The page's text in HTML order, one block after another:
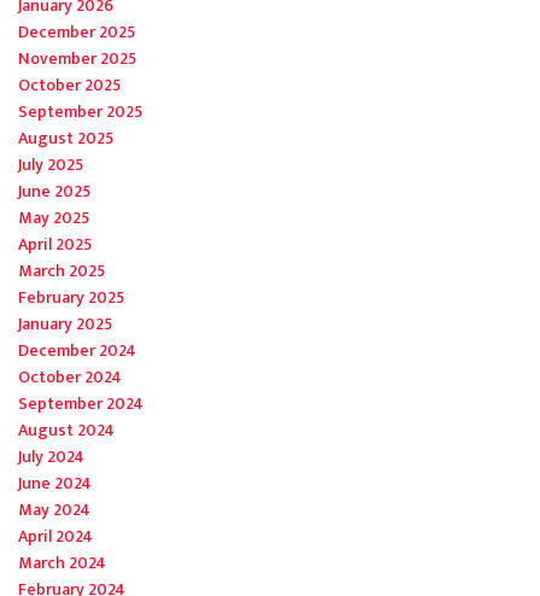
December 2025
November 2025
October 2025
September 2025
August 2025
July 2025
June 2025
May 2025
April 2025
March 2025
February 2025
January 2025
December 2024
October 2024
September 2024
August 2024
July 2024
June 2024
May 2024
April 2024
March 2024
February 2024